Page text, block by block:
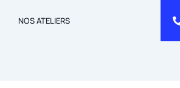
NOS ATELIERS